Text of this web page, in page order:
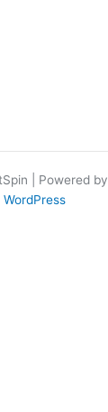
| Powered by
WordPress